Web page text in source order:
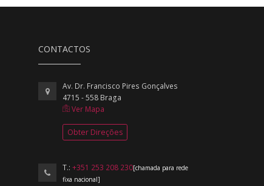
CONTACTOS
Av. Dr. Francisco Pires Gonçalves
4715 - 558 Braga
Ver Mapa
Obter Direções
T.: +351 253 208 230[chamada para rede
fixa nacional]